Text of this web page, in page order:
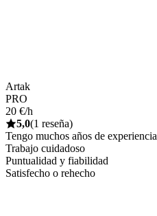
Artak
PRO
20 €/h
5,0(1 reseña)
Tengo muchos años de experiencia
Trabajo cuidadoso
Puntualidad y fiabilidad
Satisfecho o rehecho